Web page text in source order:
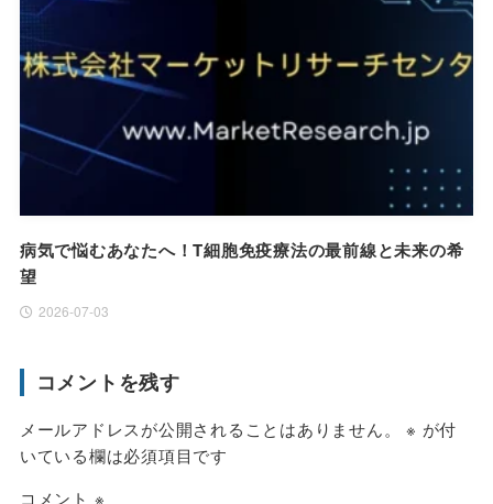
病気で悩むあなたへ！T細胞免疫療法の最前線と未来の希
望
2026-07-03
コメントを残す
メールアドレスが公開されることはありません。 ※ が付
いている欄は必須項目です
コメント ※